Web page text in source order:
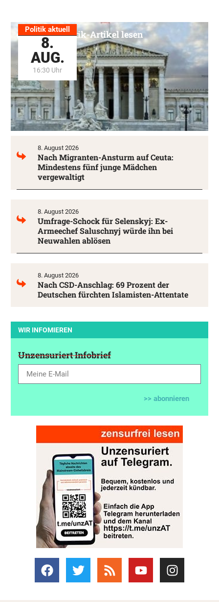
Politik aktuell
8.
AUG.
16:30 Uhr
Alle Politik-Artikel lesen
8. August 2026
Nach Migranten-Ansturm auf Ceuta:
Mindestens fünf junge Mädchen
vergewaltigt
8. August 2026
Umfrage-Schock für Selenskyj: Ex-
Armeechef Saluschnyj würde ihn bei
Neuwahlen ablösen
8. August 2026
Nach CSD-Anschlag: 69 Prozent der
Deutschen fürchten Islamisten-Attentate
WIR INFOMIEREN
Unzensuriert Infobrief
>> abonnieren